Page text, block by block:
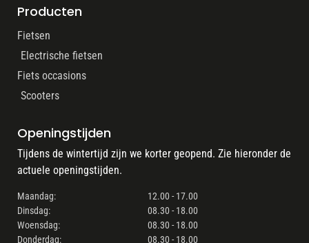
Producten
Fietsen
Electrische fietsen
Fiets occasions
Scooters
Openingstijden
Tijdens de wintertijd zijn we korter geopend. Zie hieronder de
actuele openingstijden.
Maandag:
12.00 - 17.00
Dinsdag:
08.30 - 18.00
Woensdag:
08.30 - 18.00
Donderdag:
08.30 - 18.00